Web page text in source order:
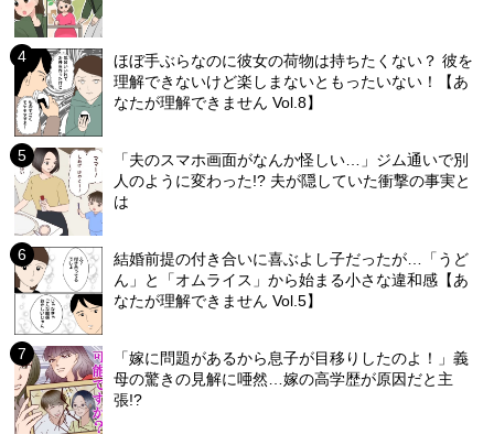
ほぼ手ぶらなのに彼女の荷物は持ちたくない？ 彼を
理解できないけど楽しまないともったいない！【あ
なたが理解できません Vol.8】
「夫のスマホ画面がなんか怪しい…」ジム通いで別
人のように変わった!? 夫が隠していた衝撃の事実と
は
結婚前提の付き合いに喜ぶよし子だったが…「うど
ん」と「オムライス」から始まる小さな違和感【あ
なたが理解できません Vol.5】
「嫁に問題があるから息子が目移りしたのよ！」義
母の驚きの見解に唖然…嫁の高学歴が原因だと主
張!?